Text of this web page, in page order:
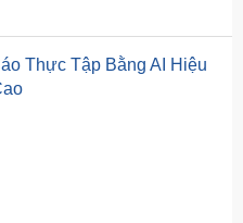
Thực Tập Bằng AI Hiệu